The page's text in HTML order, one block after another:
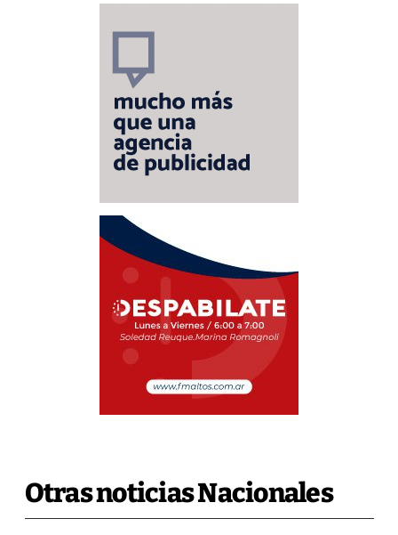
Otras noticias Nacionales